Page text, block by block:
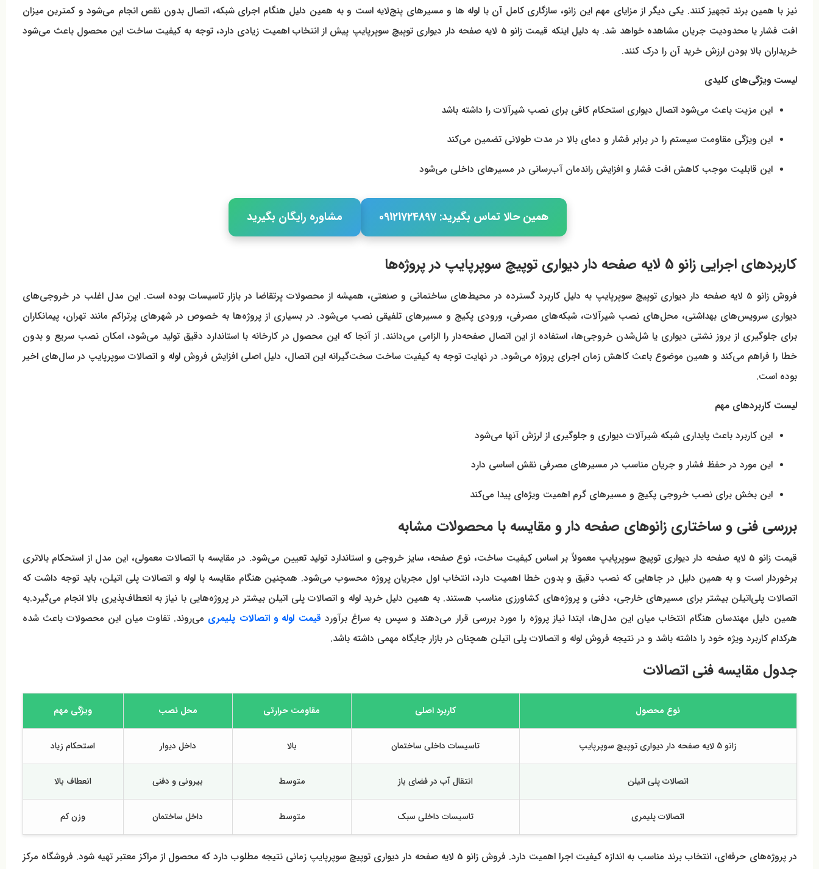
نیز با همین برند تجهیز کنند. یکی دیگر از مزایای مهم این زانو، سازگاری کامل آن با لوله ها و مسیرهای پنج‌لایه است و به همین دلیل هنگام اجرای شبکه، اتصال بدون نقص انجام می‌شود و کمترین میزان
افت فشار یا محدودیت جریان مشاهده خواهد شد. به دلیل اینکه قیمت زانو 5 لایه صفحه دار دیواری توپیچ سوپرپایپ پیش از انتخاب اهمیت زیادی دارد، توجه به کیفیت ساخت این محصول باعث می‌شود
خریداران بالا بودن ارزش خرید آن را درک کنند.
لیست ویژگی‌های کلیدی
این مزیت باعث می‌شود اتصال دیواری استحکام کافی برای نصب شیرآلات را داشته باشد
این ویژگی مقاومت سیستم را در برابر فشار و دمای بالا در مدت طولانی تضمین می‌کند
این قابلیت موجب کاهش افت فشار و افزایش راندمان آب‌رسانی در مسیرهای داخلی می‌شود
همین حالا تماس بگیرید: 09121724897 مشاوره رایگان بگیرید
کاربردهای اجرایی زانو 5 لایه صفحه دار دیواری توپیچ سوپرپایپ در پروژه‌ها
فروش زانو 5 لایه صفحه دار دیواری توپیچ سوپرپایپ به دلیل کاربرد گسترده در محیط‌های ساختمانی و صنعتی، همیشه از محصولات پرتقاضا در بازار تاسیسات بوده است. این مدل اغلب در خروجی‌های
دیواری سرویس‌های بهداشتی، محل‌های نصب شیرآلات، شبکه‌های مصرفی، ورودی پکیج و مسیرهای تلفیقی نصب می‌شود. در بسیاری از پروژه‌ها به خصوص در شهرهای پرتراکم مانند تهران، پیمانکاران
برای جلوگیری از بروز نشتی دیواری یا شل‌شدن خروجی‌ها، استفاده از این اتصال صفحه‌دار را الزامی می‌دانند. از آنجا که این محصول در کارخانه با استاندارد دقیق تولید می‌شود، امکان نصب سریع و بدون
خطا را فراهم می‌کند و همین موضوع باعث کاهش زمان اجرای پروژه می‌شود. در نهایت توجه به کیفیت ساخت سخت‌گیرانه این اتصال، دلیل اصلی افزایش فروش لوله و اتصالات سوپرپایپ در سال‌های اخیر
بوده است.
لیست کاربردهای مهم
این کاربرد باعث پایداری شبکه شیرآلات دیواری و جلوگیری از لرزش آنها می‌شود
این مورد در حفظ فشار و جریان مناسب در مسیرهای مصرفی نقش اساسی دارد
این بخش برای نصب خروجی پکیج و مسیرهای گرم اهمیت ویژه‌ای پیدا می‌کند
بررسی فنی و ساختاری زانوهای صفحه دار و مقایسه با محصولات مشابه
قیمت زانو 5 لایه صفحه دار دیواری توپیچ سوپرپایپ معمولاً بر اساس کیفیت ساخت، نوع صفحه، سایز خروجی و استاندارد تولید تعیین می‌شود. در مقایسه با اتصالات معمولی، این مدل از استحکام بالاتری
برخوردار است و به همین دلیل در جاهایی که نصب دقیق و بدون خطا اهمیت دارد، انتخاب اول مجریان پروژه محسوب می‌شود. همچنین هنگام مقایسه با لوله و اتصالات پلی اتیلن، باید توجه داشت که
اتصالات پلی‌اتیلن بیشتر برای مسیرهای خارجی، دفنی و پروژه‌های کشاورزی مناسب هستند. به همین دلیل خرید لوله و اتصالات پلی اتیلن بیشتر در پروژه‌هایی با نیاز به انعطاف‌پذیری بالا انجام می‌گیرد.به
همین دلیل مهندسان هنگام انتخاب میان این مدل‌ها، ابتدا نیاز پروژه را مورد بررسی قرار می‌دهند و سپس به سراغ برآورد قیمت لوله و اتصالات پلیمری می‌روند. تفاوت میان این محصولات باعث شده
هرکدام کاربرد ویژه خود را داشته باشد و در نتیجه فروش لوله و اتصالات پلی اتیلن همچنان در بازار جایگاه مهمی داشته باشد.
جدول مقایسه فنی اتصالات
نوع محصول کاربرد اصلی مقاومت حرارتی محل نصب ویژگی مهم
زانو 5 لایه صفحه دار دیواری توپیچ سوپرپایپ تاسیسات داخلی ساختمان بالا داخل دیوار استحکام زیاد
اتصالات پلی اتیلن انتقال آب در فضای باز متوسط بیرونی و دفنی انعطاف بالا
اتصالات پلیمری تاسیسات داخلی سبک متوسط داخل ساختمان وزن کم
در پروژه‌های حرفه‌ای، انتخاب برند مناسب به اندازه کیفیت اجرا اهمیت دارد. فروش زانو 5 لایه صفحه دار دیواری توپیچ سوپرپایپ زمانی نتیجه مطلوب دارد که محصول از مراکز معتبر تهیه شود. فروشگاه مرکز